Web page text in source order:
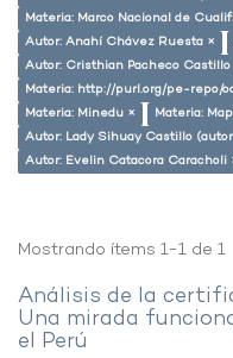
Materia: Marco Nacional de
Autor: Anahí Chávez Ruesta ×
Autor: Cristhian Pacheco Castillo
Materia: http://purl.org/pe-repo/
Materia: Minedu ×
Materia:
Autor: Lady Sihuay Castillo
Autor: Evelin Catacora Caracholi
Mostrando ítems 1-1 de 1
Análisis de la
Una mirada
el Perú